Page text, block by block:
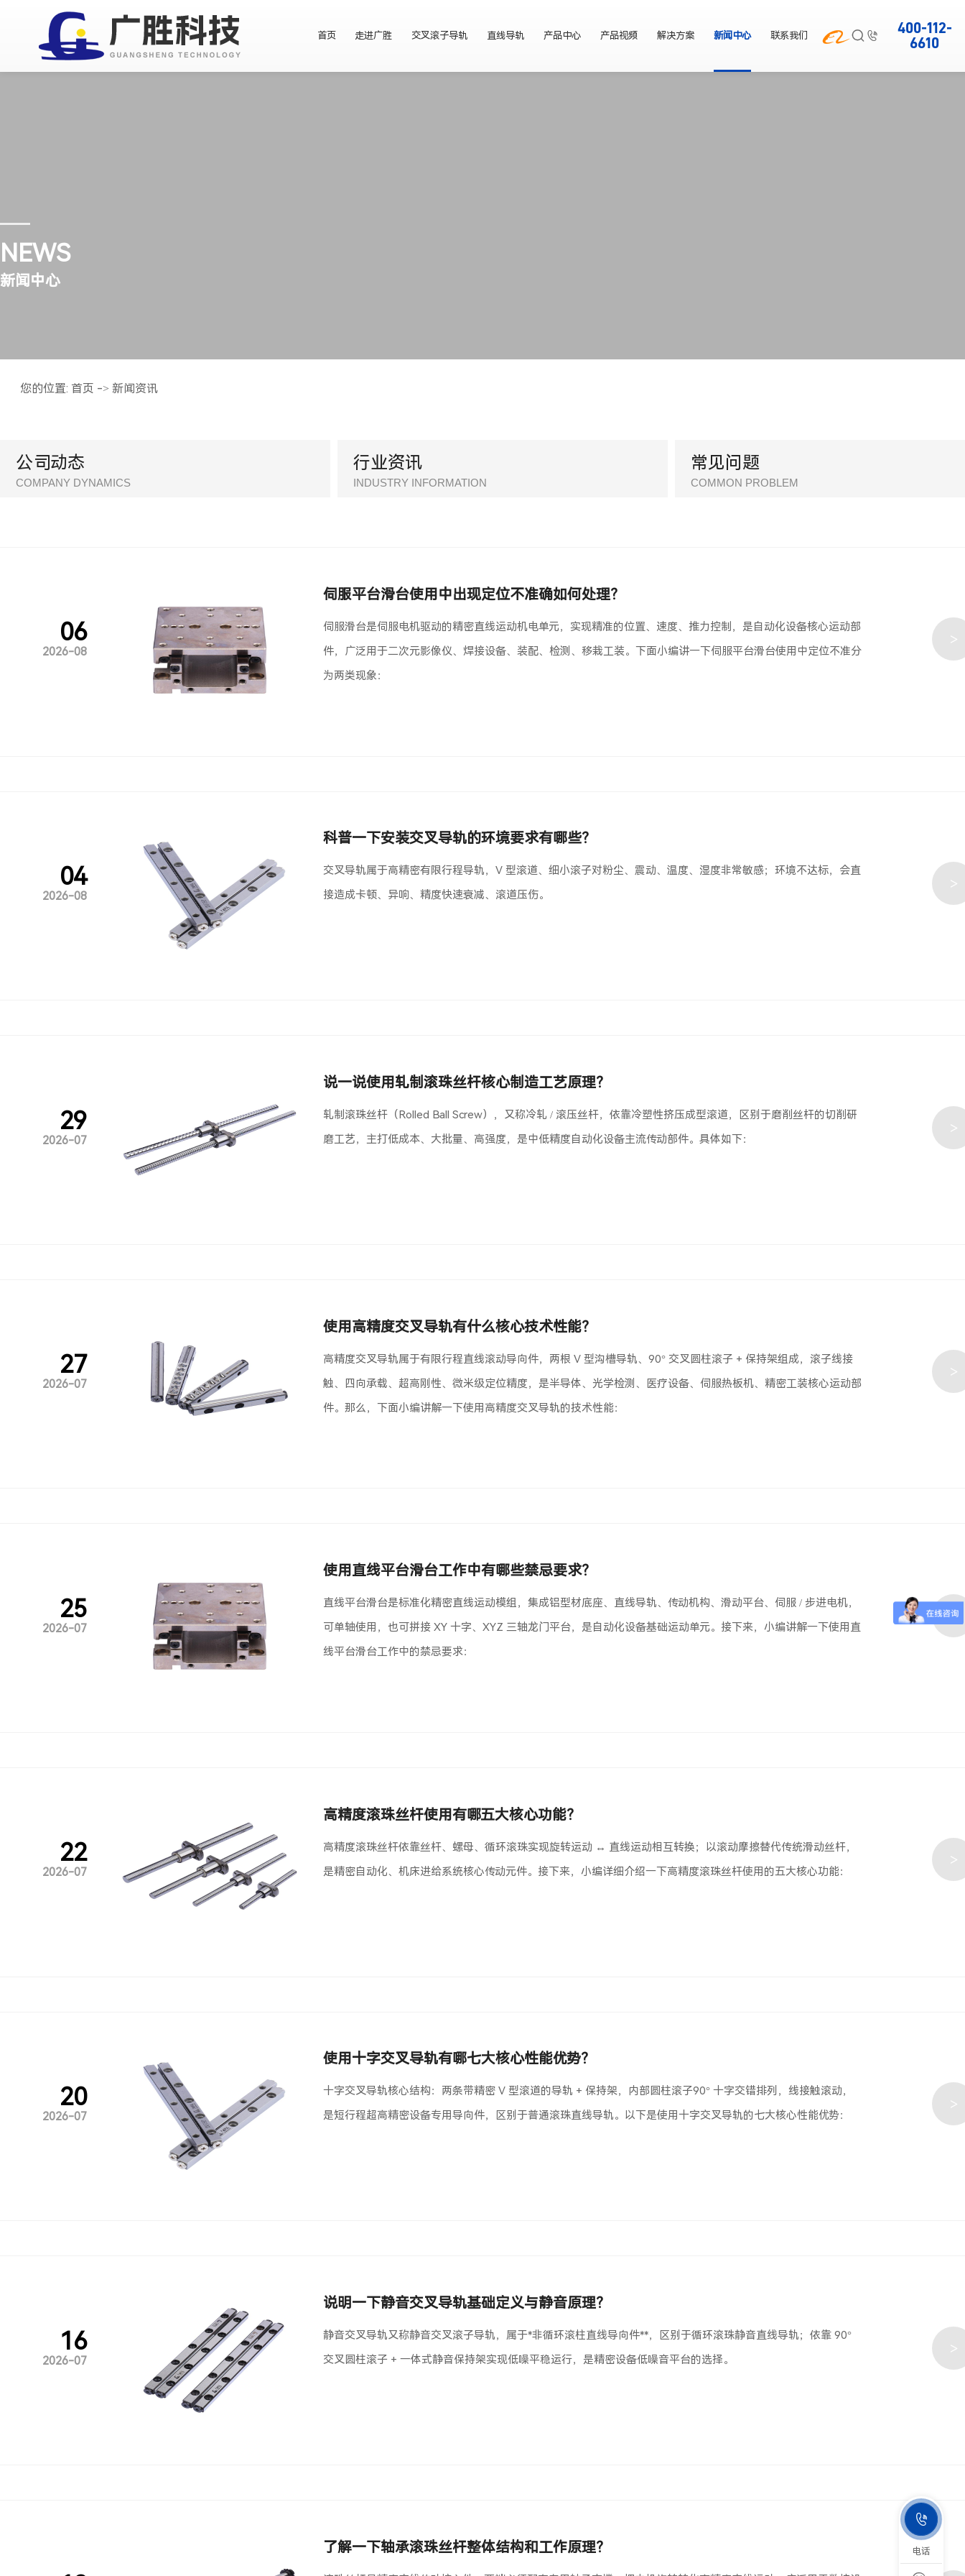
首页 走进广胜 交叉滚子导轨 直线导轨 产品中心 产品视频 解决方案 新闻中心 联系我们  
400-112-
6610
NEWS
新闻中心
您的位置: 首页 -> 新闻资讯
公司动态 行业资讯 常见问题
06
2026-08
伺服平台滑台使用中出现定位不准确如何处理？
伺服滑台是伺服电机驱动的精密直线运动机电单元，实现精准的位置、速度、推力控制，是自动化设备核心运动部
件，广泛用于二次元影像仪、焊接设备、装配、检测、移栽工装。下面小编讲一下伺服平台滑台使用中定位不准分
为两类现象：
>
04
2026-08
科普一下安装交叉导轨的环境要求有哪些？
交叉导轨属于高精密有限行程导轨，V 型滚道、细小滚子对粉尘、震动、温度、湿度非常敏感；环境不达标，会直
接造成卡顿、异响、精度快速衰减、滚道压伤。
>
29
2026-07
说一说使用轧制滚珠丝杆核心制造工艺原理？
轧制滚珠丝杆（Rolled Ball Screw），又称冷轧 / 滚压丝杆，依靠冷塑性挤压成型滚道，区别于磨削丝杆的切削研
磨工艺，主打低成本、大批量、高强度，是中低精度自动化设备主流传动部件。具体如下：
>
27
2026-07
使用高精度交叉导轨有什么核心技术性能？
高精度交叉导轨属于有限行程直线滚动导向件，两根 V 型沟槽导轨、90° 交叉圆柱滚子 + 保持架组成，滚子线接
触、四向承载、超高刚性、微米级定位精度，是半导体、光学检测、医疗设备、伺服热板机、精密工装核心运动部
件。那么，下面小编讲解一下使用高精度交叉导轨的技术性能：
>
25
2026-07
使用直线平台滑台工作中有哪些禁忌要求？
直线平台滑台是标准化精密直线运动模组，集成铝型材底座、直线导轨、传动机构、滑动平台、伺服 / 步进电机，
可单轴使用，也可拼接 XY 十字、XYZ 三轴龙门平台，是自动化设备基础运动单元。接下来，小编讲解一下使用直
线平台滑台工作中的禁忌要求：
>
22
2026-07
高精度滚珠丝杆使用有哪五大核心功能？
高精度滚珠丝杆依靠丝杆、螺母、循环滚珠实现旋转运动 ↔ 直线运动相互转换；以滚动摩擦替代传统滑动丝杆，
是精密自动化、机床进给系统核心传动元件。接下来，小编详细介绍一下高精度滚珠丝杆使用的五大核心功能：
>
20
2026-07
使用十字交叉导轨有哪七大核心性能优势？
十字交叉导轨核心结构：两条带精密 V 型滚道的导轨 + 保持架，内部圆柱滚子90° 十字交错排列，线接触滚动，
是短行程超高精密设备专用导向件，区别于普通滚珠直线导轨。以下是使用十字交叉导轨的七大核心性能优势：
>
16
2026-07
说明一下静音交叉导轨基础定义与静音原理？
静音交叉导轨又称静音交叉滚子导轨，属于*非循环滚柱直线导向件**，区别于循环滚珠静音直线导轨；依靠 90°
交叉圆柱滚子 + 一体式静音保持架实现低噪平稳运行，是精密设备低噪音平台的选择。
>
了解一下轴承滚珠丝杆整体结构和工作原理？

电话